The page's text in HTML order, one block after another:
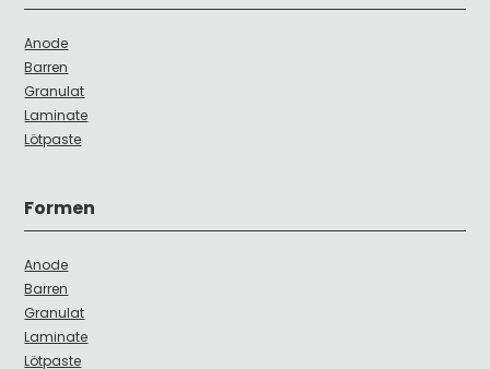
Anode
Barren
Granulat
Laminate
Lötpaste
Formen
Anode
Barren
Granulat
Laminate
Lötpaste